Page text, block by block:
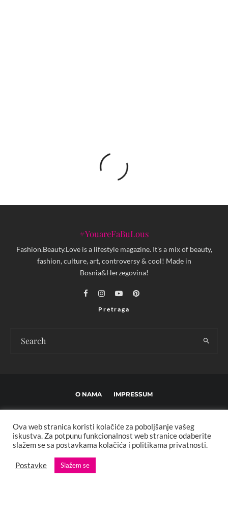
#YouareFaBuLous
Fashion.Beauty.Love is a lifestyle magazine. It's a mix of beauty,
fashion, culture, art, controversy & cool! Made in
Bosnia&Herzegovina!
Pretraga
O NAMA IMPRESSUM
POLITIKA PRIVATNOSTI MARKETING KONTAKT
Copyright © 2013 - 2025 FBL creative. Sva prava zadržana. Developed by:
XStreamThemes
Ova web stranica koristi kolačiće za poboljšanje vašeg
iskustva. Za potpunu funkcionalnost web stranice odaberite
slažem se sa postavkama kolačića i politikama privatnosti.
Postavke Slažem se